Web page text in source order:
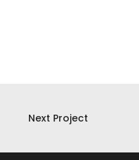
Next Project